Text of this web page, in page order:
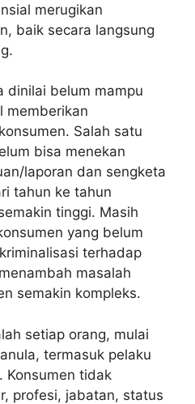
merugikan
baik secara langsung
dinilai belum mampu
memberikan
Salah satu
bisa menekan
laporan dan sengketa
tahun ke tahun
tinggi. Masih
yang belum
terhadap
masalah
semakin kompleks.
setiap orang, mulai
termasuk pelaku
Konsumen tidak
profesi, jabatan, status